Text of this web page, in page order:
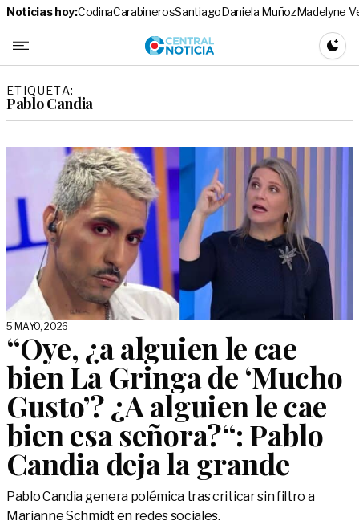
Noticias hoy:CodinaCarabinerosSantiagoDaniela MuñozMadelyne
Central
ETIQUETA:
Pablo Candia
5 MAYO, 2026
“Oye, ¿a alguien le cae
bien La Gringa de ‘Mucho
Gusto’? ¿A alguien le cae
bien esa señora?“: Pablo
Candia deja la grande
Pablo Candia genera polémica tras criticar sin filtro a
Marianne Schmidt en redes sociales.